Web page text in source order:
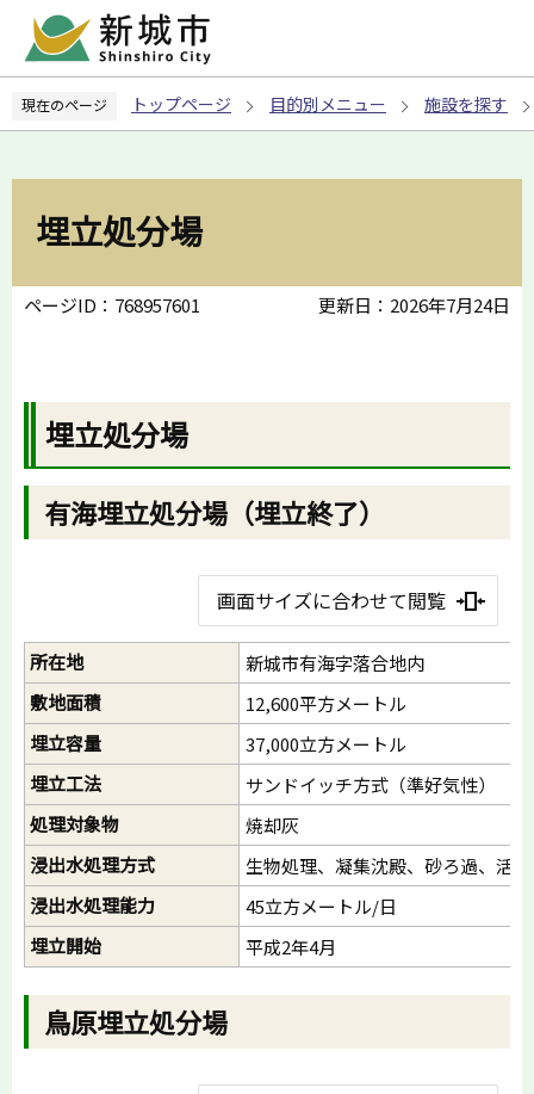
ペ
の
現在のページ トップページ 目的別メニュー 施設を探す
埋立処分場
ページID：768957601 更新日：2026年7月24日
埋立処分場
有海埋立処分場（埋立終了）
画面サイズに合わせて閲覧
所在地
新城市有海字落合地内
敷地面積
12,600平方メートル
埋立容量
37,000立方メートル
埋立工法
サンドイッチ方式（準好気性）
処理対象物
焼却灰
浸出水処理方式
生物処理、凝集沈殿、砂ろ過、活
浸出水処理能力
45立方メートル/日
埋立開始
平成2年4月
鳥原埋立処分場